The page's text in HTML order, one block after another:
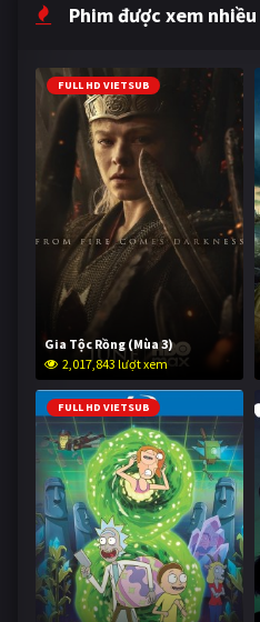
Phim được xem nhiều
FULL HD VIETSUB
Gia Tộc Rồng (Mùa 3)
2,017,843 lượt xem
FULL HD VIETSUB